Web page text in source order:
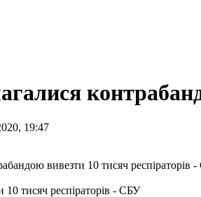
19:47
10 тисяч респіраторів - СБУ